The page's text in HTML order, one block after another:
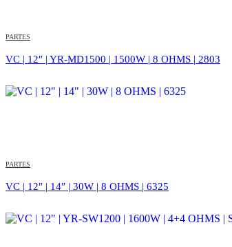
PARTES
VC | 12″ | YR-MD1500 | 1500W | 8 OHMS | 2803
PARTES
VC | 12″ | 14″ | 30W | 8 OHMS | 6325